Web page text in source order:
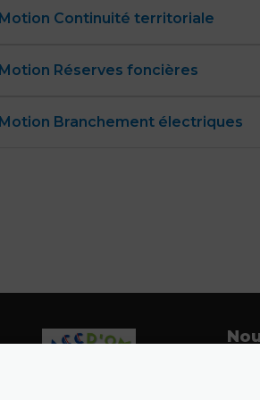
Motion Continuité territoriale
Motion Réserves foncières
Motion Branchement électriques